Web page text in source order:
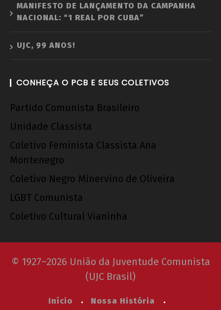
MANIFESTO DE LANÇAMENTO DA CAMPANHA
NACIONAL: “1 REAL POR CUBA”
UJC, 99 ANOS!
CONHEÇA O PCB E SEUS COLETIVOS
Partido Comunista Brasileiro
Unidade Classista
Coletivo Feminista Classista Ana
Montenegro
Coletivo Negro Minervino de Oliveira
LGBT Comunista
Coletivo Cultural Vianinha
© 1927–2026 União da Juventude Comunista
(UJC Brasil)
Início Nossa História